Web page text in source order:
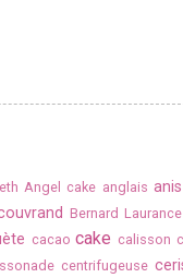
Angel cake anglais anis
Bernard Laurance
cacao cake calisson
centrifugeuse